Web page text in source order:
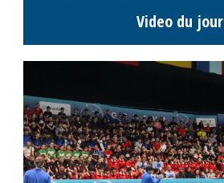
Video du jour